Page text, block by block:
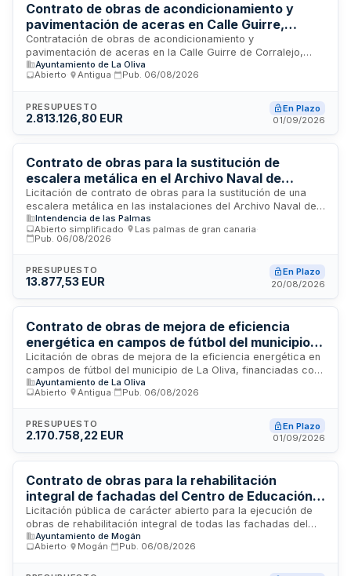
lotes.
Contrato de obras de acondicionamiento y
pavimentación de aceras en Calle Guirre,
Corralejo, La Oliva
Contratación de obras de acondicionamiento y
pavimentación de aceras en la Calle Guirre de Corralejo,
incluidas en el Plan de Actuación Integrado del municipio de
La Oliva orientado a mejorar la accesibilidad, innovación y
de Desarrollo Regional en el periodo de programación 2021-
2027. La adjudicación se realizará conforme a criterios de
reportaje audiovisual y plazo de garantía.
Ayuntamiento de La Oliva
Abierto
Antigua Pub. 06/08/2026
PRESUPUESTO
2.813.126,80 EUR
En Plazo
01/09/2026
Contrato de obras para la sustitución de
escalera metálica en el Archivo Naval de
Canarias
Licitación de contrato de obras para la sustitución de una
escalera metálica en las instalaciones del Archivo Naval de
Canarias. El contrato se rige por la Ley de Contratos del
Sector Público y normativa complementaria. Pueden optar
personas naturales o jurídicas, españolas o extranjeras, con
Administración. La documentación contractual incluye
memoria, planos, cuadros de precios y prescripciones
Intendencia de las Palmas
Abierto simplificado
Las palmas de gran canaria
Pub. 06/08/2026
PRESUPUESTO
13.877,53 EUR
En Plazo
20/08/2026
Contrato de obras de mejora de eficiencia
energética en campos de fútbol del municipio
de La Oliva
Licitación de obras de mejora de la eficiencia energética en
campos de fútbol del municipio de La Oliva, financiadas con
cargo a la Estrategia de Desarrollo Integrado Local dentro
del proyecto motor de modernización y eficiencia urbana. El
anticipada, sometido a la condición suspensiva de existencia
de crédito presupuestario adecuado.
Ayuntamiento de La Oliva
Abierto
Antigua Pub. 06/08/2026
PRESUPUESTO
2.170.758,22 EUR
En Plazo
01/09/2026
Contrato de obras para la rehabilitación
integral de fachadas del Centro de Educación
Obligatoria Mogán
Licitación pública de carácter abierto para la ejecución de
obras de rehabilitación integral de todas las fachadas del
Centro de Educación Obligatoria situado en Mogán. El
contrato se tramita mediante procedimiento ordinario y es
Ayuntamiento de Mogán
Abierto
Mogán Pub. 06/08/2026